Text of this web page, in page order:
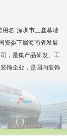
用名“深圳市三鑫幕墙
资委下属海南省发展
，是集产品研发、工
饰企业，是国内装饰